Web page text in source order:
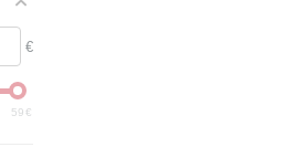
€
59 €